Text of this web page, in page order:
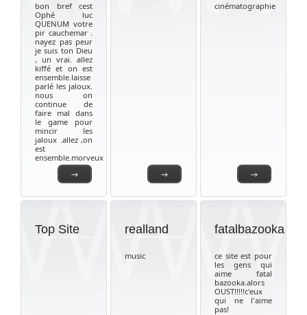
→
bon bref cest
Ophé luc
QUENUM votre
pir cauchemar .
nayez pas peur
je suis ton Dieu
, un vrai. allez
kiffé et on est
ensemble.laisse
parlé les jaloux.
nous on
continue de
faire mal dans
le game pour
mincir les
jaloux .allez ,on
est
ensemble.morveux
→
→
cinématographie
Top Site realland
music
fatalbazooka
ce site est pour
les gens qui
aime fatal
bazooka.alors
OUST!!!!!c'eux
qui ne l'aime
pas!